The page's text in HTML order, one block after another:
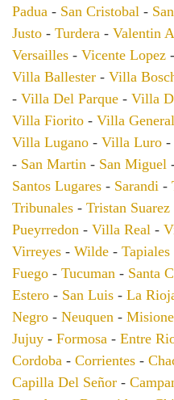
Padua - San Cristobal -
Justo - Turdera - Valentin
Versailles - Vicente Lopez -
Villa Ballester - Villa
- Villa Del Parque - Villa
Villa Fiorito - Villa
Villa Lugano - Villa Luro -
- San Martin - San Miguel
Santos Lugares - Sarandi -
Tribunales - Tristan Suarez
Pueyrredon - Villa Real -
Virreyes - Wilde - Tapiales
Fuego - Tucuman - Santa
Estero - San Luis - La
Negro - Neuquen -
Jujuy - Formosa - Entre
Cordoba - Corrientes -
Capilla Del Señor -